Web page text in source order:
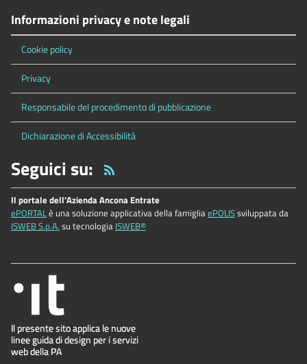
Informazioni privacy e note legali
Cookie policy
Privacy
Responsabile del procedimento di pubblicazione
Dichiarazione di Accessibilità
Seguici su:
Il portale dell'Azienda Ancona Entrate
ePORTALè una soluzione applicativa della famigliaePOLISsviluppata da
ISWEB S.p.A. su tecnologia ISWEB®